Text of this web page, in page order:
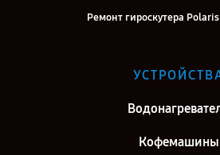
Ремонт гироскутера
Ремонт гироскутера
Ремонт гироскутера Polaris в г.
Кофемашины